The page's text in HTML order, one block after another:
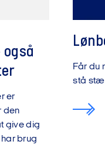
er
den
give dig
brug
Får du
stå